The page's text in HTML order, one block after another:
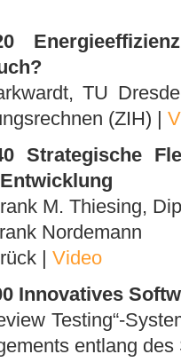
TU
(ZIH) |
Strategische
M. Thiesing,
Nordemann
| Video
Innovatives
Testing“-
entlang